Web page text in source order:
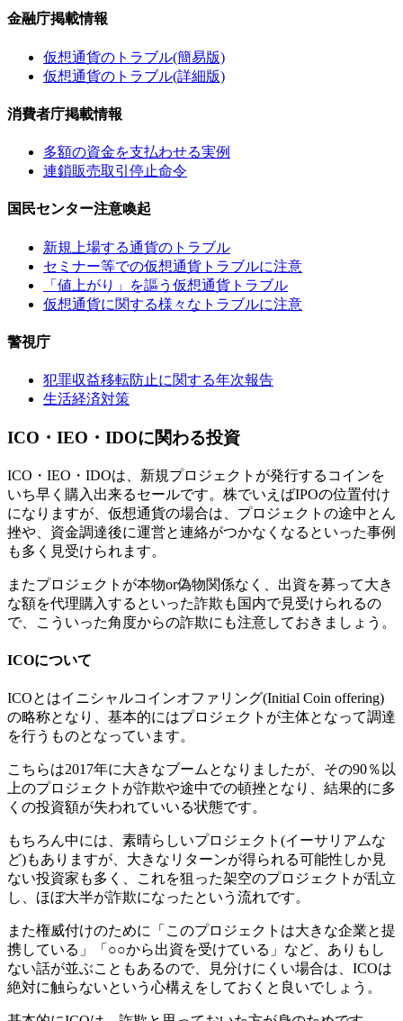
金融庁掲載情報
仮想通貨のトラブル(簡易版)
仮想通貨のトラブル(詳細版)
消費者庁掲載情報
多額の資金を支払わせる実例
連鎖販売取引停止命令
国民センター注意喚起
新規上場する通貨のトラブル
セミナー等での仮想通貨トラブルに注意
「値上がり」を謳う仮想通貨トラブル
仮想通貨に関する様々なトラブルに注意
警視庁
犯罪収益移転防止に関する年次報告
生活経済対策
ICO・IEO・IDOに関わる投資
ICO・IEO・IDOは、新規プロジェクトが発行するコインを
いち早く購入出来るセールです。株でいえばIPOの位置付け
になりますが、仮想通貨の場合は、プロジェクトの途中とん
挫や、資金調達後に運営と連絡がつかなくなるといった事例
も多く見受けられます。
またプロジェクトが本物or偽物関係なく、出資を募って大き
な額を代理購入するといった詐欺も国内で見受けられるの
で、こういった角度からの詐欺にも注意しておきましょう。
ICOについて
ICOとはイニシャルコインオファリング(Initial Coin offering)
の略称となり、基本的にはプロジェクトが主体となって調達
を行うものとなっています。
こちらは2017年に大きなブームとなりましたが、その90％以
上のプロジェクトが詐欺や途中での頓挫となり、結果的に多
くの投資額が失われていいる状態です。
もちろん中には、素晴らしいプロジェクト(イーサリアムな
ど)もありますが、大きなリターンが得られる可能性しか見
ない投資家も多く、これを狙った架空のプロジェクトが乱立
し、ほぼ大半が詐欺になったという流れです。
また権威付けのために「このプロジェクトは大きな企業と提
携している」「○○から出資を受けている」など、ありもし
ない話が並ぶこともあるので、見分けにくい場合は、ICOは
絶対に触らないという心構えをしておくと良いでしょう。